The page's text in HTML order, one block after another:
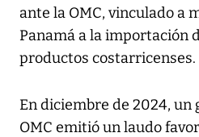
ante la OMC, vinculado a
Panamá a la importación
productos costarricenses.
En diciembre de 2024, un
OMC emitió un laudo